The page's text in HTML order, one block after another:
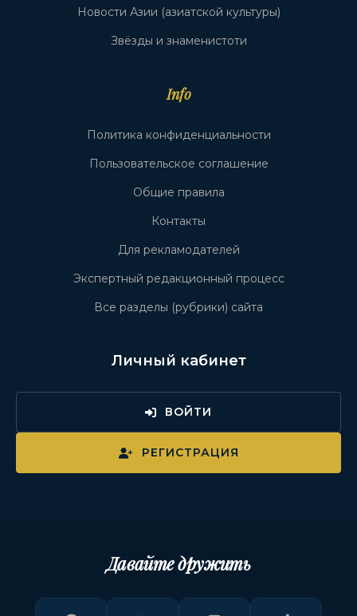
Новости Азии (азиатской культуры)
Звёзды и знаменистоти
Info
Политика конфиденциальности
Пользовательское соглашение
Общие правила
Контакты
Для рекламодателей
Экспертный редакционный процесс
Все разделы (рубрики) сайта
Личный кабинет
ВОЙТИ
РЕГИСТРАЦИЯ
Давайте дружить